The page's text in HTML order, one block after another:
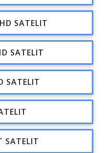
SATELIT
SATELIT
SATELIT
SATELIT